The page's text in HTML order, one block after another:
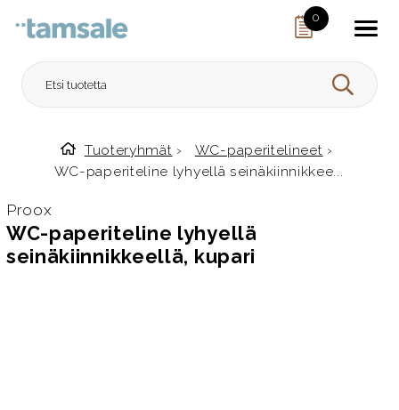
0
HAE
Etusivulle
Tuoteryhmät › WC-paperitelineet ›
WC-paperiteline lyhyellä seinäkiinnikkee...
Proox
WC-paperiteline lyhyellä
seinäkiinnikkeellä, kupari